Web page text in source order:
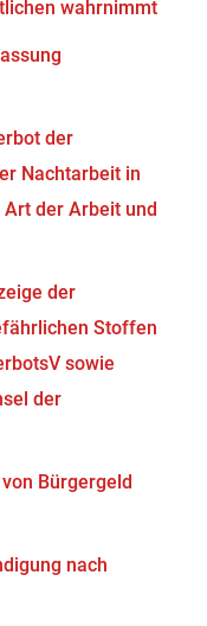
wahrnimmt
der
Nachtarbeit in
der Arbeit und
der
Stoffen
sowie
der
Bürgergeld
nach